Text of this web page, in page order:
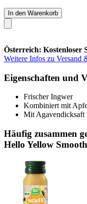
In den Warenkorb
Österreich: Kostenloser
Weitere Infos zu Versand
Eigenschaften und
Frischer Ingwer
Kombiniert mit
Mit Agavendicksaft
Häufig zusammen
Hello Yellow